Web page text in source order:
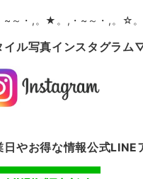
～・,。★。,・~～・,。☆
ル写真インスタグラム
やお得な情報公式